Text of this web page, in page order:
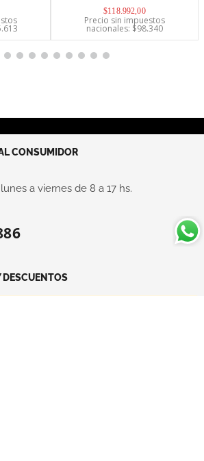
$118.992,00
Precio sin impuestos
nacionales: $98.340
CONSUMIDOR
a viernes de 8 a 17 hs.
DESCUENTOS